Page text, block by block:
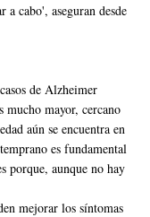
a cabo', aseguran desde
de Alzheimer
mucho mayor, cercano
aún se encuentra en
es fundamental
porque, aunque no hay
mejorar los síntomas